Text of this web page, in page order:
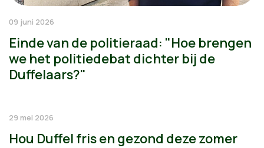
09 juni 2026
Einde van de politieraad: "Hoe brengen
we het politiedebat dichter bij de
Duffelaars?"
29 mei 2026
Hou Duffel fris en gezond deze zomer